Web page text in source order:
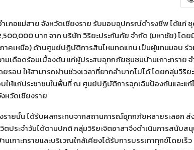
เภอแม่สาย จังหวัดเชียงราย รับมอบอุปกรณ์ดำรงชีพ ได้แก่
บาท จาก บริษัท วิริยะประกันภัย จำกัด (มหาชัย) โดย
คเหนือ) ด้านศูนย์ปฏิบัติการสินไหมทดแทน เป็นผู้แทนมอบ ร่
มเดือดร้อนเบื้องต้น แก่ผู้ประสบอุทกภัยชุมชนบ้านเกาะทราย
อบ ให้สามารถผ่านช่วงเวลาที่ยากลำบากไปได้ โดยกลุ่มวิริย
ห้แก่ประชาชนในพื้นที่ ณ ศูนย์ปฏิบัติการฉุกเฉินป้องกันและแก้
หวัดเชียงราย
รายนั้น ได้รับผลกระทบจากสถานการณ์อุทกภัยหลายระลอก ส่
ตประจำวันได้ตามปกติ กลุ่มวิริยะจิตอาสาจึงดำเนินการสนับส
เกาะทรายและบริเวณใกล้เคียงได้รับการบรรเทาทุกข์โดยเร็